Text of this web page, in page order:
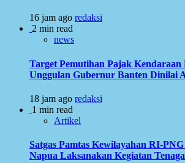
16 jam ago redaksi
2 min read
news
Target Pemutihan Pajak Kendaraan
Unggulan Gubernur Banten Dinilai
18 jam ago redaksi
1 min read
Artikel
Satgas Pamtas Kewilayahan RI-
Napua Laksanakan Kegiatan